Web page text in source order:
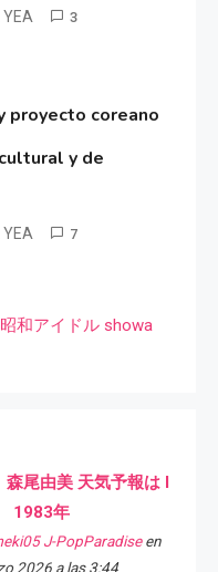
3
proyecto coreano
y de
7
和アイドル showa
森尾由美 天気予報は I
1983年
J-PopParadiseen
2026 a las 3:44